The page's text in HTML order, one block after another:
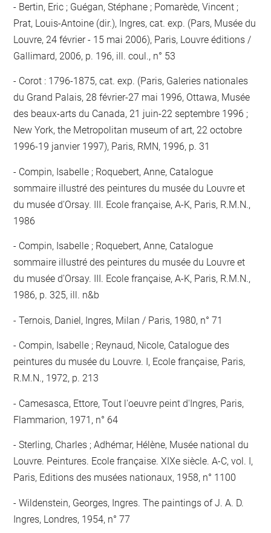
Bertin, Eric ; Guégan, Stéphane ; Pomarède, Vincent ;
Prat, Louis-Antoine (dir.), Ingres, cat. exp. (Pars, Musée du
Louvre, 24 février - 15 mai 2006), Paris, Louvre éditions /
Gallimard, 2006, p. 196, ill. coul., n° 53
Corot : 1796-1875, cat. exp. (Paris, Galeries nationales
du Grand Palais, 28 février-27 mai 1996, Ottawa, Musée
des beaux-arts du Canada, 21 juin-22 septembre 1996 ;
New York, the Metropolitan museum of art, 22 octobre
1996-19 janvier 1997), Paris, RMN, 1996, p. 31
Compin, Isabelle ; Roquebert, Anne, Catalogue
sommaire illustré des peintures du musée du Louvre et
du musée d'Orsay. III. Ecole française, A-K, Paris, R.M.N.,
1986
Compin, Isabelle ; Roquebert, Anne, Catalogue
sommaire illustré des peintures du musée du Louvre et
du musée d'Orsay. III. Ecole française, A-K, Paris, R.M.N.,
1986, p. 325, ill. n&b
Ternois, Daniel, Ingres, Milan / Paris, 1980, n° 71
Compin, Isabelle ; Reynaud, Nicole, Catalogue des
peintures du musée du Louvre. I, Ecole française, Paris,
R.M.N., 1972, p. 213
Camesasca, Ettore, Tout l'oeuvre peint d'Ingres, Paris,
Flammarion, 1971, n° 64
Sterling, Charles ; Adhémar, Hélène, Musée national du
Louvre. Peintures. Ecole française. XIXe siècle. A-C, vol. I,
Paris, Editions des musées nationaux, 1958, n° 1100
Wildenstein, Georges, Ingres. The paintings of J. A. D.
Ingres, Londres, 1954, n° 77